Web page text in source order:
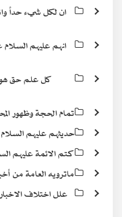
ان لكل شيء حداً
انهم عليهم
كل علم حق هو
تمام الحجة وظهور
حديثهم عليهم
كتم الائمة عليهم
ماترويه العامة من
علل اختلاف